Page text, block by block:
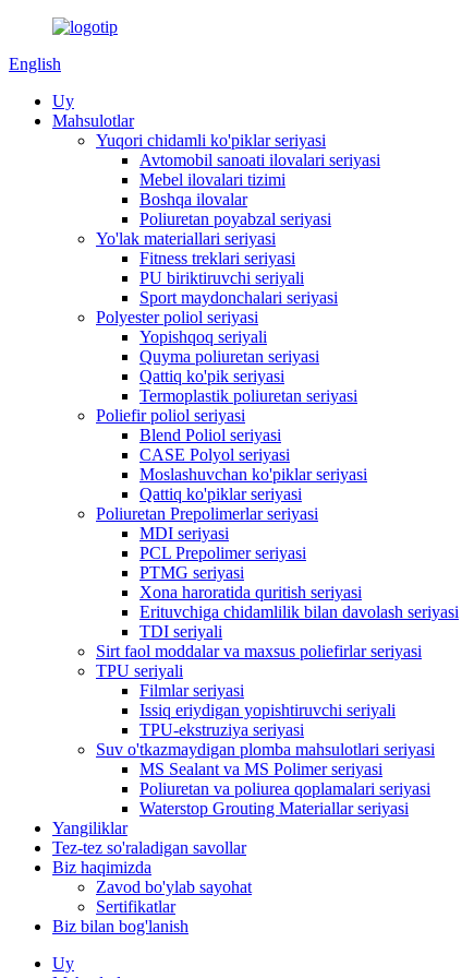
English
Uy
Mahsulotlar
Yuqori chidamli ko'piklar seriyasi
Avtomobil sanoati ilovalari seriyasi
Mebel ilovalari tizimi
Boshqa ilovalar
Poliuretan poyabzal seriyasi
Yo'lak materiallari seriyasi
Fitness treklari seriyasi
PU biriktiruvchi seriyali
Sport maydonchalari seriyasi
Polyester poliol seriyasi
Yopishqoq seriyali
Quyma poliuretan seriyasi
Qattiq ko'pik seriyasi
Termoplastik poliuretan seriyasi
Poliefir poliol seriyasi
Blend Poliol seriyasi
CASE Polyol seriyasi
Moslashuvchan ko'piklar seriyasi
Qattiq ko'piklar seriyasi
Poliuretan Prepolimerlar seriyasi
MDI seriyasi
PCL Prepolimer seriyasi
PTMG seriyasi
Xona haroratida quritish seriyasi
Erituvchiga chidamlilik bilan davolash seriyasi
TDI seriyali
Sirt faol moddalar va maxsus poliefirlar seriyasi
TPU seriyali
Filmlar seriyasi
Issiq eriydigan yopishtiruvchi seriyali
TPU-ekstruziya seriyasi
Suv o'tkazmaydigan plomba mahsulotlari seriyasi
MS Sealant va MS Polimer seriyasi
Poliuretan va poliurea qoplamalari seriyasi
Waterstop Grouting Materiallar seriyasi
Yangiliklar
Tez-tez so'raladigan savollar
Biz haqimizda
Zavod bo'ylab sayohat
Sertifikatlar
Biz bilan bog'lanish
Uy